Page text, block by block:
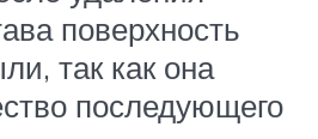
поверхность
так как она
последующего